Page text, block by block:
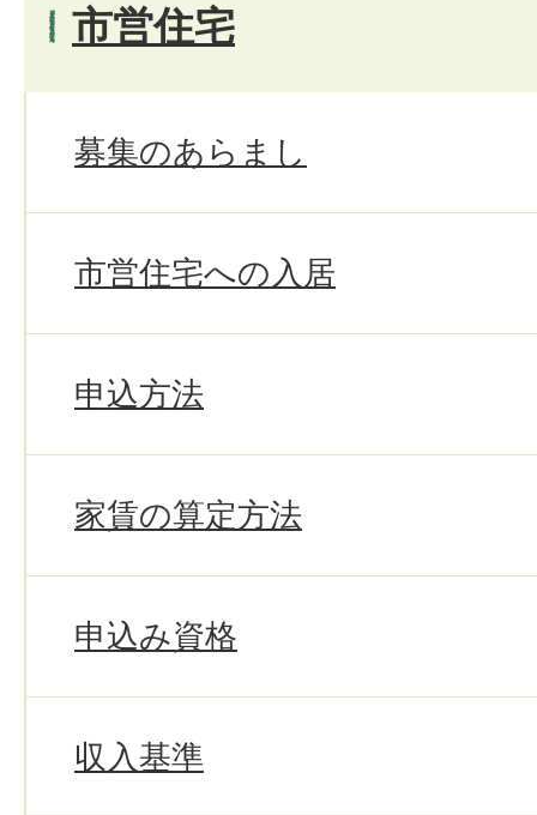
市営住宅
募集のあらまし
市営住宅への入居
申込方法
家賃の算定方法
申込み資格
収入基準